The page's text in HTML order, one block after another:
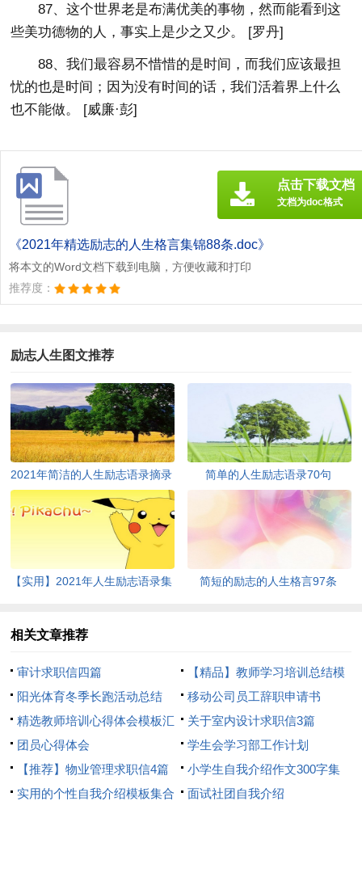
87、这个世界老是布满优美的事物，然而能看到这
些美功德物的人，事实上是少之又少。 [罗丹]
88、我们最容易不惜惜的是时间，而我们应该最担
忧的也是时间；因为没有时间的话，我们活着界上什么
也不能做。 [威廉·彭]
《2021年精选励志的人生格言集锦88条.doc》
将本文的Word文档下载到电脑，方便收藏和打印
推荐度：
点击下载文档
文档为doc格式
励志人生图文推荐
2021年简洁的人生励志语录摘录
54条
简单的人生励志语录70句
【实用】2021年人生励志语录集
简短的励志的人生格言97条
相关文章推荐
审计求职信四篇
【精品】教师学习培训总结模
板8篇
阳光体育冬季长跑活动总结
移动公司员工辞职申请书
精选教师培训心得体会模板汇
总8篇
关于室内设计求职信3篇
团员心得体会
学生会学习部工作计划
【推荐】物业管理求职信4篇
小学生自我介绍作文300字集
合7篇
实用的个性自我介绍模板集合
面试社团自我介绍